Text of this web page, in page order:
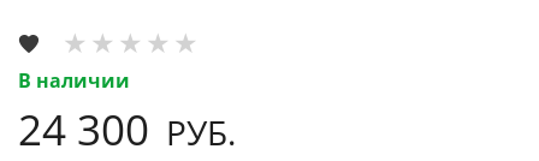
В наличии
24 300 РУБ.